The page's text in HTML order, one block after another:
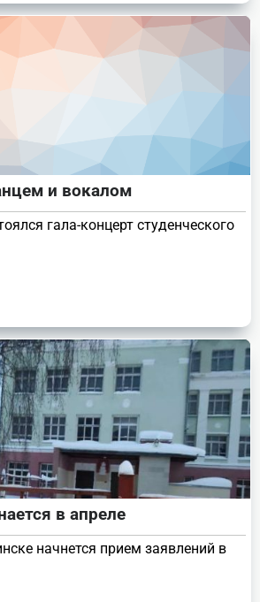
и вокалом
гала-концерт студенческого
в апреле
начнется прием заявлений в